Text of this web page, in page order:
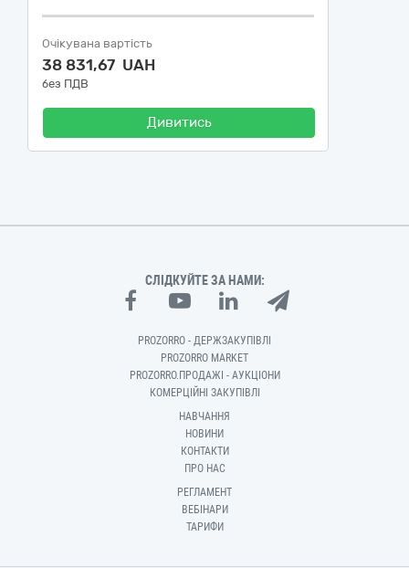
Очікувана вартість
38 831,67 UAH
без ПДВ
Дивитись
СЛІДКУЙТЕ ЗА НАМИ:
PROZORRO - ДЕРЖЗАКУПІВЛІ
PROZORRO MARKET
PROZORRO.ПРОДАЖІ - АУКЦІОНИ
КОМЕРЦІЙНІ ЗАКУПІВЛІ
НАВЧАННЯ
НОВИНИ
КОНТАКТИ
ПРО НАС
РЕГЛАМЕНТ
ВЕБІНАРИ
ТАРИФИ